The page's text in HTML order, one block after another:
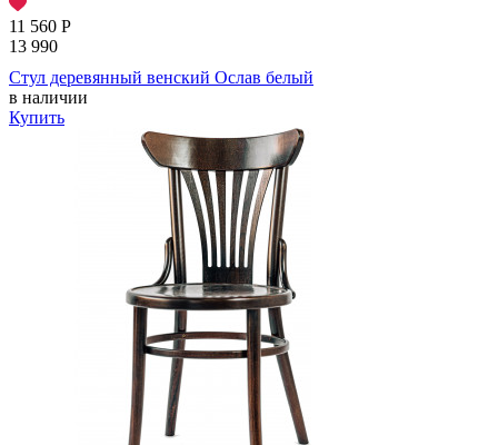
11 560 Р
13 990
Стул деревянный венский Ослав белый
в наличии
Купить